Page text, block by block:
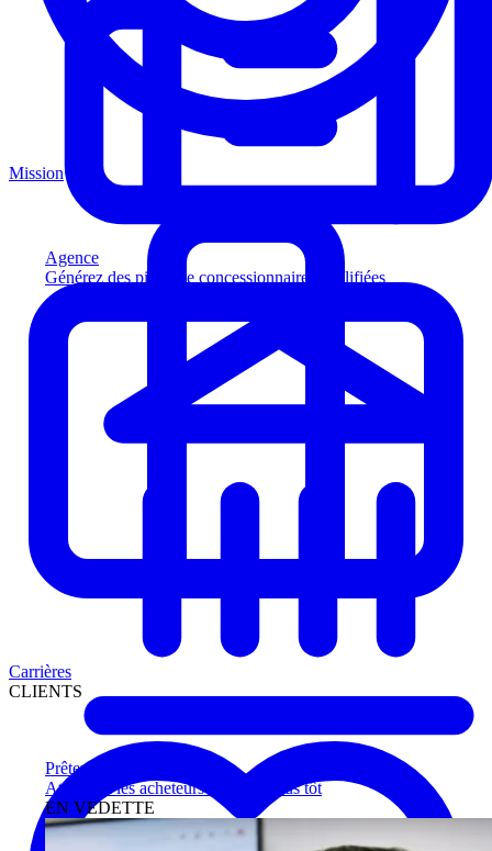
Agence
Générez des pistes de concessionnaires qualifiées
Prêteurs
Atteignez les acheteurs qualifiés plus tôt
EN VEDETTE
Mission
Carrières
CLIENTS